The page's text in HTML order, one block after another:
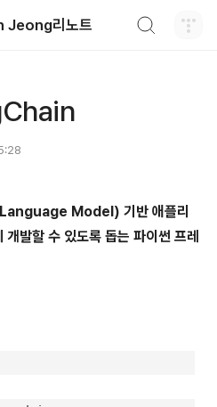
Jeong리노트
Model) 기반 애플리
발할 수 있도록 돕는 파이썬 프레